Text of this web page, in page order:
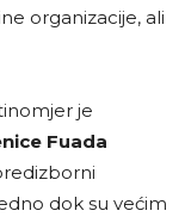
organizacije, ali
je
Fuada
dok su većim